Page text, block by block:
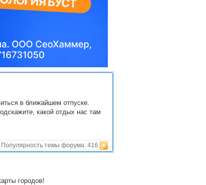
в ближайшем отпуске.
какой отдых нас там
Популярность темы форума: 416
городов!